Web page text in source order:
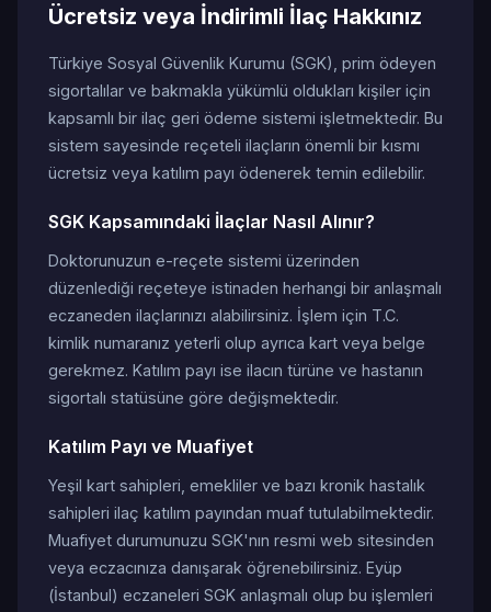
Ücretsiz veya İndirimli İlaç Hakkınız
Türkiye Sosyal Güvenlik Kurumu (SGK), prim ödeyen
sigortalılar ve bakmakla yükümlü oldukları kişiler için
kapsamlı bir ilaç geri ödeme sistemi işletmektedir. Bu
sistem sayesinde reçeteli ilaçların önemli bir kısmı
ücretsiz veya katılım payı ödenerek temin edilebilir.
SGK Kapsamındaki İlaçlar Nasıl Alınır?
Doktorunuzun e-reçete sistemi üzerinden
düzenlediği reçeteye istinaden herhangi bir anlaşmalı
eczaneden ilaçlarınızı alabilirsiniz. İşlem için T.C.
kimlik numaranız yeterli olup ayrıca kart veya belge
gerekmez. Katılım payı ise ilacın türüne ve hastanın
sigortalı statüsüne göre değişmektedir.
Katılım Payı ve Muafiyet
Yeşil kart sahipleri, emekliler ve bazı kronik hastalık
sahipleri ilaç katılım payından muaf tutulabilmektedir.
Muafiyet durumunuzu SGK'nın resmi web sitesinden
veya eczacınıza danışarak öğrenebilirsiniz. Eyüp
(İstanbul) eczaneleri SGK anlaşmalı olup bu işlemleri